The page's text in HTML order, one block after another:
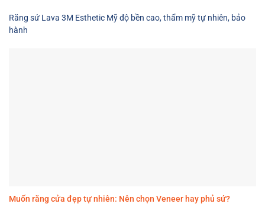
Răng sứ Lava 3M Esthetic Mỹ độ bền cao, thẩm mỹ tự nhiên, bảo
hành
Muốn răng cửa đẹp tự nhiên: Nên chọn Veneer hay phủ sứ?